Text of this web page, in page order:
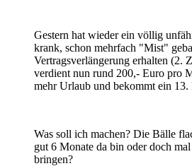
Gestern hat wieder ein völlig
krank, schon mehrfach "Mist"
Vertragsverlängerung erhalten (2.
verdient nun rund 200,- Euro pro
mehr Urlaub und bekommt ein 13.
Was soll ich machen? Die Bälle
gut 6 Monate da bin oder doch
bringen?